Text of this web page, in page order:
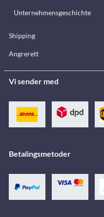
Unternehmensgeschichte
Shipping
Angrerett
Vi sender med
Betalingsmetoder